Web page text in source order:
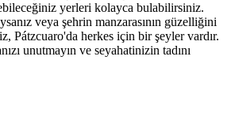
yerleri kolayca bulabilirsiniz.
veya şehrin manzarasının güzelliğini
Pátzcuaro'da herkes için bir şeyler vardır.
unutmayın ve seyahatinizin tadını